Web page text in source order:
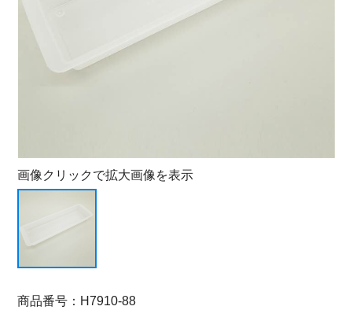
画像クリックで拡大画像を表示
商品番号：H7910-88